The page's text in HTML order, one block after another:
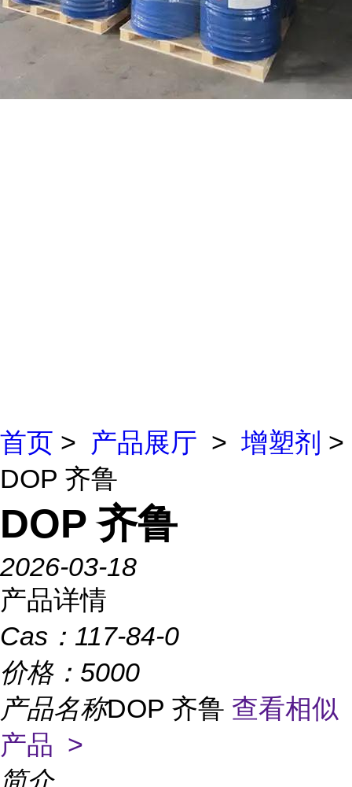
首页 > 产品展厅 > 增塑剂 >
DOP 齐鲁
DOP 齐鲁
2026-03-18
产品详情
Cas： 117-84-0
价格： 5000
产品名称DOP 齐鲁 查看相似
产品 >
简介